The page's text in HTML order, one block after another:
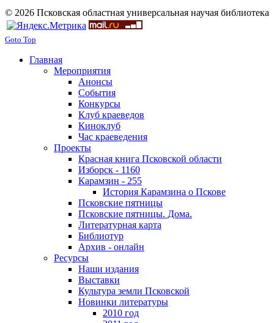
© 2026 Псковская областная универсальная научая библиотека
Goto Top
Главная
Мероприятия
Анонсы
События
Конкурсы
Клуб краеведов
Киноклуб
Час краеведения
Проекты
Красная книга Псковской области
Изборск - 1160
Карамзин - 255
История Карамзина о Пскове
Псковские пятницы
Псковские пятницы. Дома.
Литературная карта
Библиотур
Архив - онлайн
Ресурсы
Наши издания
Выставки
Культура земли Псковской
Новинки литературы
2010 год